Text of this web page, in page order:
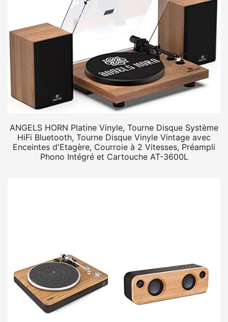
ANGELS HORN Platine Vinyle, Tourne Disque Système
HiFi Bluetooth, Tourne Disque Vinyle Vintage avec
Enceintes d'Etagère, Courroie à 2 Vitesses, Préampli
Phono Intégré et Cartouche AT-3600L